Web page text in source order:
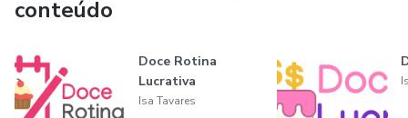
empreendedor experiente procurando aprimorar suas
são uma escolha confiável para impulsionar seus
resultados.
conteúdo
Doce Rotina
Lucrativa
Isa Tavares